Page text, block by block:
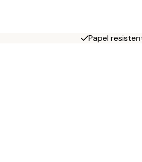
Papel